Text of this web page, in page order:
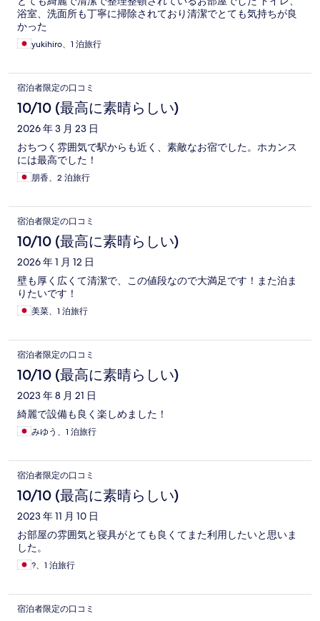
浴室、洗面所も丁寧に掃除されており清潔でとても気持ちが良
かった
yukihiro、1 泊旅行
宿泊者限定の口コミ
10/10 (最高に素晴らしい)
2026 年 3 月 23 日
おちつく雰囲気で駅からも近く、素敵なお宿でした。ホカンス
には最高でした！
朋香、2 泊旅行
宿泊者限定の口コミ
10/10 (最高に素晴らしい)
2026 年 1 月 12 日
壁も厚く広くて清潔で、この値段なので大満足です！また泊ま
りたいです！
美菜、1 泊旅行
宿泊者限定の口コミ
10/10 (最高に素晴らしい)
2023 年 8 月 21 日
綺麗で設備も良く楽しめました！
みゆう、1 泊旅行
宿泊者限定の口コミ
10/10 (最高に素晴らしい)
2023 年 11 月 10 日
お部屋の雰囲気と寝具がとても良くてまた利用したいと思いま
した。
?、1 泊旅行
宿泊者限定の口コミ